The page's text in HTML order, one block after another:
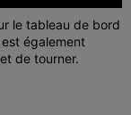
le tableau de bord
également
de tourner.